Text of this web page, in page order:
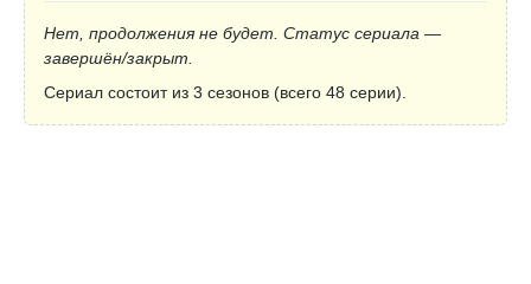
Нет, продолжения не будет. Статус сериала —
завершён/закрыт.
Сериал состоит из 3 сезонов (всего 48 серии).